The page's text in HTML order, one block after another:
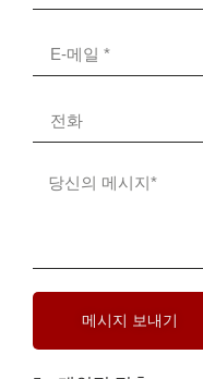
메시지 보내기